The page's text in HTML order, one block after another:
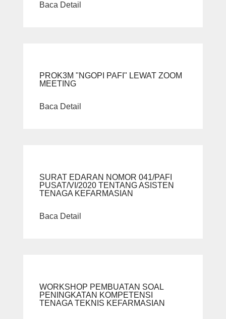
Baca Detail
PROK3M "NGOPI PAFI" LEWAT ZOOM
MEETING
Baca Detail
SURAT EDARAN NOMOR 041/PAFI
PUSAT/VI/2020 TENTANG ASISTEN
TENAGA KEFARMASIAN
Baca Detail
WORKSHOP PEMBUATAN SOAL
PENINGKATAN KOMPETENSI
TENAGA TEKNIS KEFARMASIAN